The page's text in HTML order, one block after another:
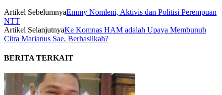
Artikel SebelumnyaEmmy Nomleni, Aktivis dan Politisi Perempuan
NTT
Artikel SelanjutnyaKe Komnas HAM adalah Upaya Membunuh
Citra Marianus Sae, Berhasilkah?
BERITA TERKAIT